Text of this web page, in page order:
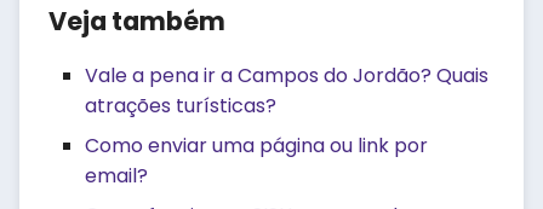
Veja também
Vale a pena ir a Campos do Jordão? Quais
atrações turísticas?
Como enviar uma página ou link por
email?